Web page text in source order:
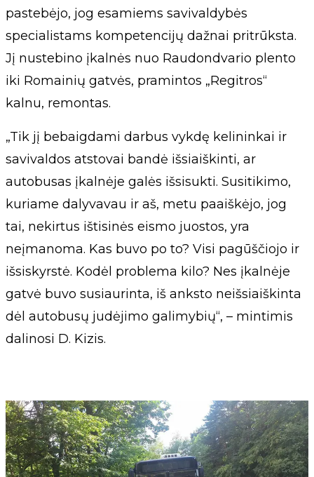
pastebėjo, jog esamiems savivaldybės
specialistams kompetencijų dažnai pritrūksta.
Jį nustebino įkalnės nuo Raudondvario plento
iki Romainių gatvės, pramintos „Regitros“
kalnu, remontas.
„Tik jį bebaigdami darbus vykdę kelininkai ir
savivaldos atstovai bandė išsiaiškinti, ar
autobusas įkalnėje galės išsisukti. Susitikimo,
kuriame dalyvavau ir aš, metu paaiškėjo, jog
tai, nekirtus ištisinės eismo juostos, yra
neįmanoma. Kas buvo po to? Visi pagūščiojo ir
išsiskyrstė. Kodėl problema kilo? Nes įkalnėje
gatvė buvo susiaurinta, iš anksto neišsiaiškinta
dėl autobusų judėjimo galimybių“, – mintimis
dalinosi D. Kizis.